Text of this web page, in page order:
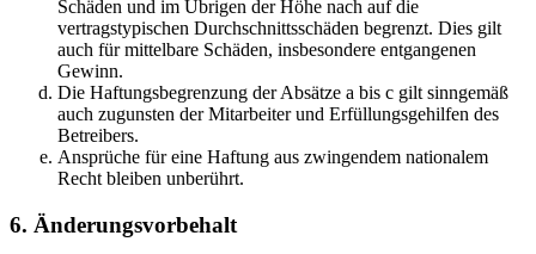
Schäden und im Übrigen der Höhe nach auf die
vertragstypischen Durchschnittsschäden begrenzt. Dies gilt
auch für mittelbare Schäden, insbesondere entgangenen
Gewinn.
Die Haftungsbegrenzung der Absätze a bis c gilt sinngemäß
auch zugunsten der Mitarbeiter und Erfüllungsgehilfen des
Betreibers.
Ansprüche für eine Haftung aus zwingendem nationalem
Recht bleiben unberührt.
6. Änderungsvorbehalt